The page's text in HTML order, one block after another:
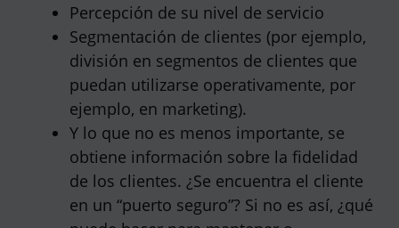
Percepción de su nivel de servicio
Segmentación de clientes (por ejemplo,
división en segmentos de clientes que
puedan utilizarse operativamente, por
ejemplo, en marketing).
Y lo que no es menos importante, se
obtiene información sobre la fidelidad
de los clientes. ¿Se encuentra el cliente
en un “puerto seguro”? Si no es así, ¿qué